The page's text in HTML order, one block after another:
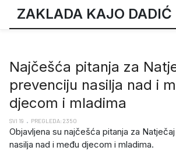
ZAKLADA KAJO DADIĆ
Najčešća pitanja za
prevenciju nasilja nad i
djecom i mladima
SVI 19 PREGLEDA: 2350
Objavljena su najčešća pitanja za
nasilja nad i među djecom i mladima.